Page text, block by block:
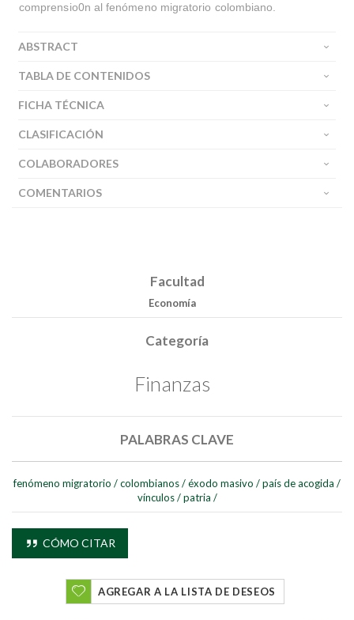
comprensio0n al fenómeno migratorio colombiano.
ABSTRACT
TABLA DE CONTENIDOS
FICHA TÉCNICA
CLASIFICACIÓN
COLABORADORES
COMENTARIOS
Facultad
Economía
Categoría
Finanzas
PALABRAS CLAVE
fenómeno migratorio /colombianos/éxodo masivo /país de acogida /
vínculos / patria /
CÓMO CITAR
AGREGAR A LA LISTA DE DESEOS